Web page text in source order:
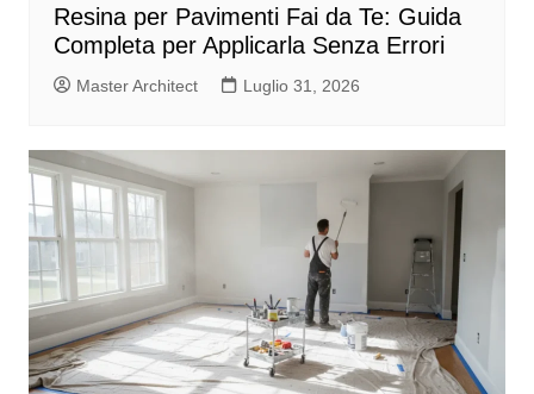
Resina per Pavimenti Fai da Te: Guida
Completa per Applicarla Senza Errori
Master Architect Luglio 31, 2026